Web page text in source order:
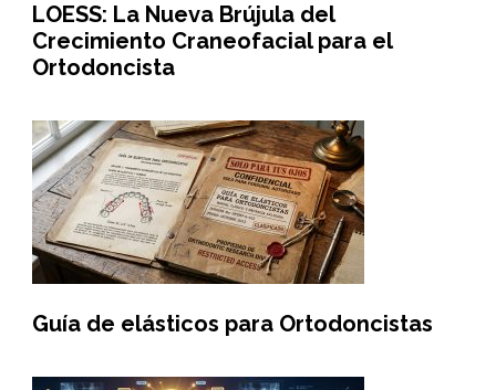
LOESS: La Nueva Brújula del
Crecimiento Craneofacial para el
Ortodoncista
Guía de elásticos para Ortodoncistas